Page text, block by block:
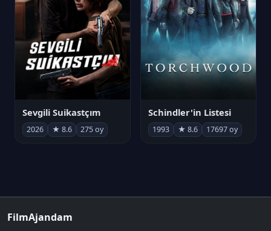
Sevgili Suikastçım
2026 ★ 8.6 275 oy
Schindler'in Listesi
1993 ★ 8.6 17697 oy
FilmAjandam